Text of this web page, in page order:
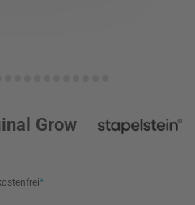
Grow
*